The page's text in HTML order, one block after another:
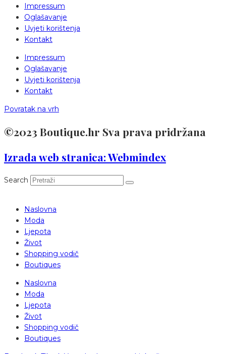
Impressum
Oglašavanje
Uvjeti korištenja
Kontakt
Impressum
Oglašavanje
Uvjeti korištenja
Kontakt
Povratak na vrh
©2023 Boutique.hr Sva prava pridržana
Izrada web stranica: Webmindex
Search
Naslovna
Moda
Ljepota
Život
Shopping vodič
Boutiques
Naslovna
Moda
Ljepota
Život
Shopping vodič
Boutiques